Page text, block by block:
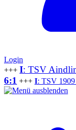
Login
+++ I: TSV
6:1 +++ I: TSV